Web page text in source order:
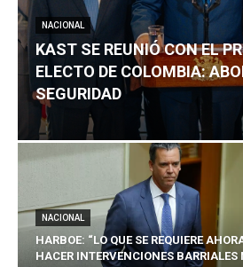
NACIONAL
KAST SE REUNIÓ CON EL
ELECTO DE COLOMBIA:
SEGURIDAD
NACIONAL
HARBOE: “LO QUE SE REQUIERE
HACER INTERVENCIONES BARRIALES